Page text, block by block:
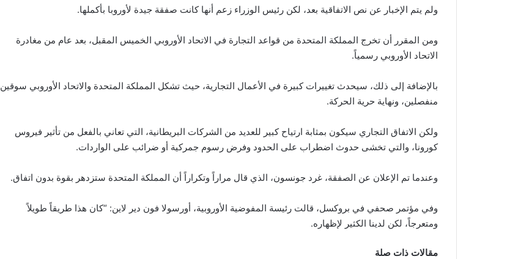
ولم يتم الإخبار عن نص الاتفاقية بعد، لكن رئيس الوزراء زعم أنها كانت صفقة جيدة لأوروبا بأكملها.
ومن المقرر أن تخرج المملكة المتحدة من قواعد التجارة في الاتحاد الأوروبي الخميس المقبل، بعد عام من مغادرة
الاتحاد الأوروبي رسمياً.
بالإضافة إلى ذلك، سيحدث تغييرات كبيرة في الأعمال التجارية، حيث تشكل المملكة المتحدة والاتحاد الأوروبي سوقين
منفصلين، ونهاية حرية الحركة.
ولكن الاتفاق التجاري سيكون بمثابة ارتياح كبير للعديد من الشركات البريطانية، التي تعاني بالفعل من تأثير فيروس
كورونا، والتي تخشى حدوث اضطراب على الحدود وفرض رسوم جمركية أو ضرائب على الواردات.
وعندما تم الإعلان عن الصفقة، غرد جونسون، الذي قال مراراً وتكراراً أن المملكة المتحدة ستزدهر بقوة بدون اتفاق.
وفي مؤتمر صحفي في بروكسل، قالت رئيسة المفوضية الأوروبية، أورسولا فون دير لاين: “كان هذا طريقاً طويلاً
ومتعرجاً، لكن لدينا الكثير لإظهاره.
مقالات ذات صلة